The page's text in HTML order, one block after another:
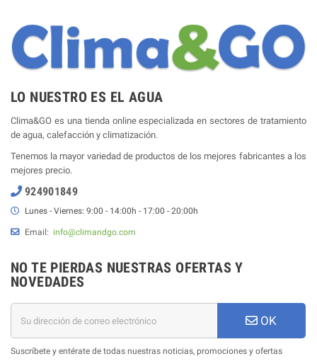
LO NUESTRO ES EL AGUA
Clima&GO es una tienda online especializada en sectores de tratamiento
de agua, calefacción y climatización.
Tenemos la mayor variedad de productos de los mejores fabricantes a los
mejores precio.
924901849
Lunes - Viernes: 9:00 - 14:00h - 17:00 - 20:00h
Email: info@climandgo.com
NO TE PIERDAS NUESTRAS OFERTAS Y
NOVEDADES
OK
Suscríbete y entérate de todas nuestras noticias, promociones y ofertas